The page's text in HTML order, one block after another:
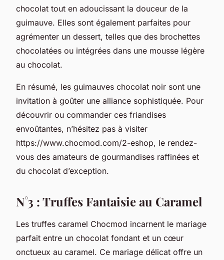
chocolat tout en adoucissant la douceur de la
guimauve. Elles sont également parfaites pour
agrémenter un dessert, telles que des brochettes
chocolatées ou intégrées dans une mousse légère
au chocolat.
En résumé, les guimauves chocolat noir sont une
invitation à goûter une alliance sophistiquée. Pour
découvrir ou commander ces friandises
envoûtantes, n’hésitez pas à visiter
https://www.chocmod.com/2-eshop, le rendez-
vous des amateurs de gourmandises raffinées et
du chocolat d’exception.
N°3 : Truffes Fantaisie au Caramel
Les truffes caramel Chocmod incarnent le mariage
parfait entre un chocolat fondant et un cœur
onctueux au caramel. Ce mariage délicat offre un